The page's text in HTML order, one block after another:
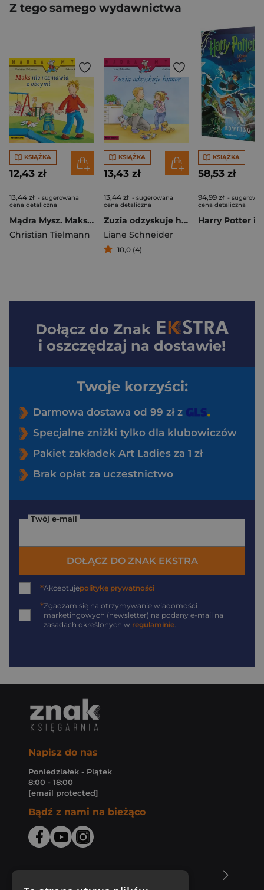
Z tego samego wydawnictwa
KSIĄŻKA
12,43 zł
13,44 zł - sugerowana
cena detaliczna
Mądra Mysz. Maks nie rozmawia z obcymi
Christian Tielmann
KSIĄŻKA
13,43 zł
13,44 zł - sugerowana
cena detaliczna
Zuzia odzyskuje humor. Mądra mysz
Liane Schneider
10,0 (4)
KSIĄŻKA
58,53 zł
94,99 zł -
cena detaliczna
Dołącz do Znak
i oszczędzaj na dostawie!
Twoje korzyści:
Darmowa dostawa od 99 zł z
Specjalne zniżki tylko dla klubowiczów
Pakiet zakładek Art Ladies za 1 zł
Brak opłat za uczestnictwo
Twój e-mail
DOŁĄCZ DO ZNAK EKSTRA
*Akceptujępolitykę prywatności
*Zgadzam się na otrzymywanie wiadomości
marketingowych (newsletter) na podany e-mail na
zasadach określonych w regulaminie
Napisz do nas
Poniedziałek - Piątek
8:00 - 18:00
[email protected]
Bądź z nami na bieżąco